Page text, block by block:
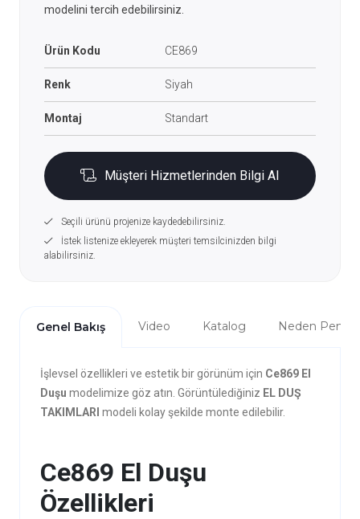
modelini tercih edebilirsiniz.
Ürün Kodu CE869
Renk Siyah
Montaj Standart
Müşteri Hizmetlerinden Bilgi Al
Seçili ürünü projenize kaydedebilirsiniz.
İstek listenize ekleyerek müşteri temsilcinizden bilgi
alabilirsiniz.
Genel Bakış Video Katalog Neden Penta?
İşlevsel özellikleri ve estetik bir görünüm için Ce869 El
Duşu modelimize göz atın. Görüntülediğiniz EL DUŞ
TAKIMLARI modeli kolay şekilde monte edilebilir.
Ce869 El Duşu
Özellikleri